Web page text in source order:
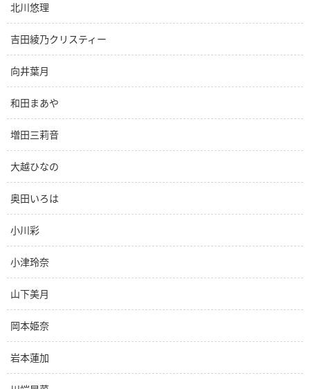
北川悠理
吉田綾乃クリスティー
向井葉月
和田まあや
増田三莉音
大越ひなの
奥田いろは
小川彩
小津玲奈
山下美月
岡本姫奈
岩本蓮加